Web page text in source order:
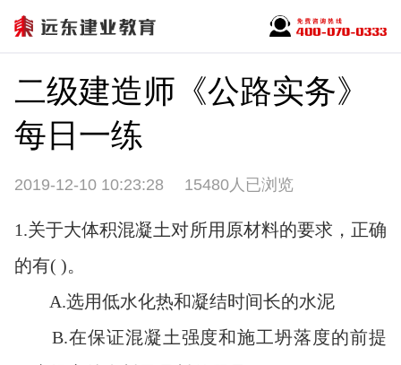
二级建造师《公路实务》
每日一练
2019-12-10 10:23:28 15480人已浏览
1.关于大体积混凝土对所用原材料的要求，正确
的有( )。
A.选用低水化热和凝结时间长的水泥
B.在保证混凝土强度和施工坍落度的前提